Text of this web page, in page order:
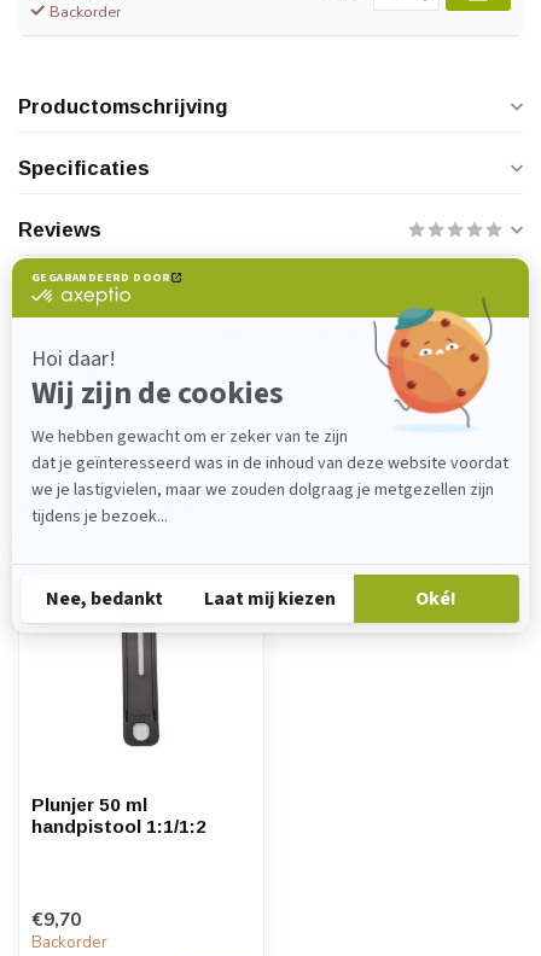
Backorder
Productomschrijving
Specificaties
Reviews
Heeft u vragen over dit product?
Neem gerust contact op met onze
klantenservice viaverkoop@lijmenwinkel.nl
of+31 (0)85 4011571 . Wij helpen u graag!
Recent bekeken
Plunjer 50 ml
handpistool 1:1/1:2
€9,70
Backorder